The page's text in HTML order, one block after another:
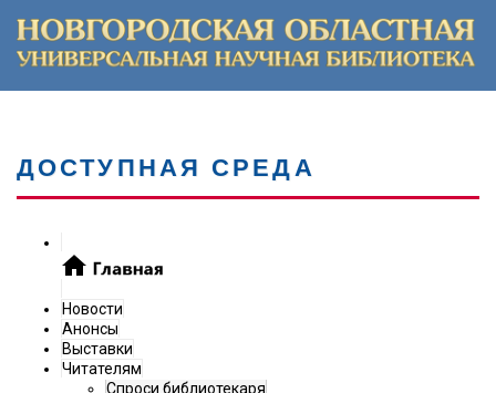
ДОСТУПНАЯ СРЕДА
Новости
Анонсы
Выставки
Читателям
Спроси библиотекаря